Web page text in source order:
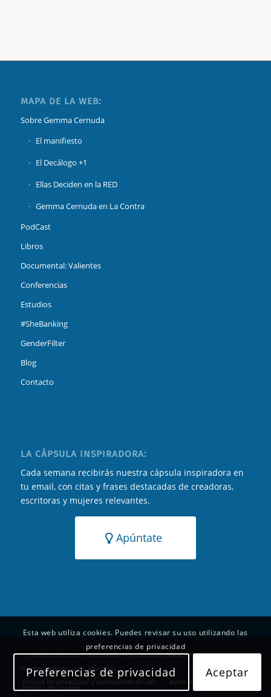
MAPA DE LA WEB:
Sobre Gemma Cernuda
El manifiesto
El Decálogo +1
Ellas Deciden en la RED
Gemma Cernuda en La Contra
PodCast
Libros
Documental: Valientes
Conferencias
Estudios
#SheBanking
GenderFilter
Blog
Contacto
LA CÁPSULA INSPIRADORA:
Cada semana recibirás nuestra cápsula inspiradora en
tu email, con citas y frases destacadas de creadoras,
escritoras y mujeres relevantes.
Apúntate
© ellasdeciden.com | Desarrollo Wordpress & WooCommerce y
mantenimiento web:Mutabile
Política de privacidad y condiciones de uso
Aviso legal
Política de cookies
Esta web utiliza cookies. Puedes revisar su uso utilizando las
preferencias de privacidad
Preferencias de privacidad Aceptar